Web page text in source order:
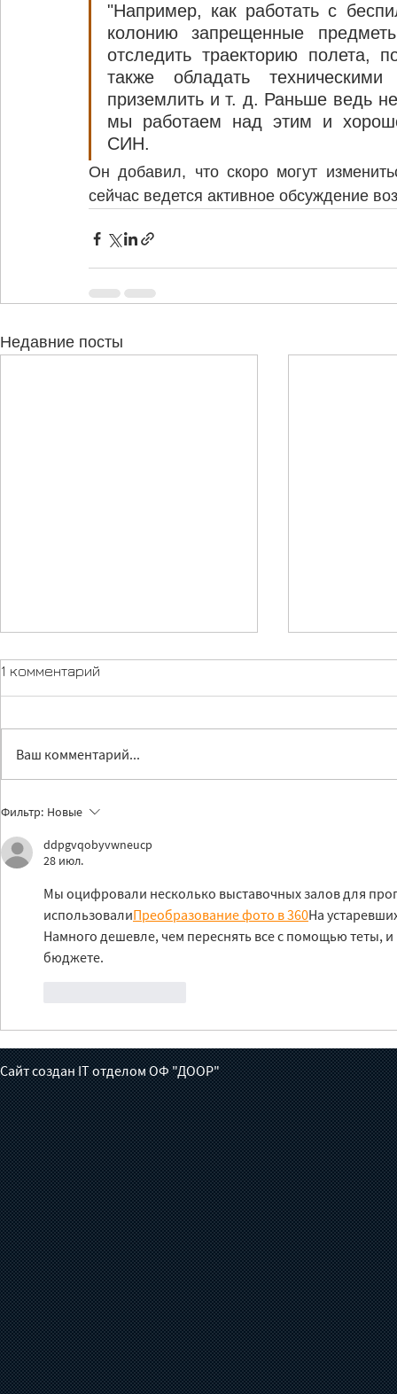
"Например, как работать с
колонию запрещенные
отследить траекторию полета,
также обладать
приземлить и т. д. Раньше ведь
мы работаем над этим и
СИН.
Он добавил, что скоро могут
сейчас ведется активное обсуждение
Недавние посты
Лечение без доноров:
готов ли Кыргызстан взять
на себя борьбу с
туберкулезом?
1 комментарий
Ваш комментарий...
Фильтр: Новые
ddpgvqobyvwneucp
28 июл.
Мы оцифровали несколько выставочных залов для
использовалиПреобразование фото в 360На
Намного дешевле, чем переснять все с помощью теты,
бюджете.
Сайт создан IT отделом ОФ "ДООР"